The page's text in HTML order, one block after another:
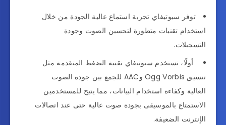
توفر سبوتيفاي تجربة استماع عالية الجودة من خلال
استخدام تقنيات متطورة لتحسين الصوت وجودة
التسجيلات.
أولًا، تستخدم سبوتيفاي تقنية الضغط المتقدمة مثل
تنسيق Ogg Vorbis وAAC للجمع بين جودة الصوت
العالية وكفاءة استخدام البيانات، مما يتيح للمستخدمين
الاستمتاع بالموسيقى بجودة صوت عالية حتى عند اتصالات
الإنترنت الضعيفة.